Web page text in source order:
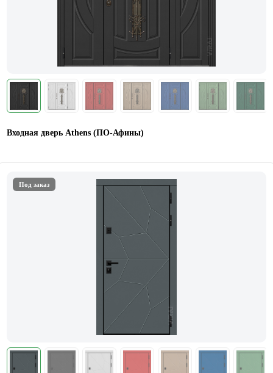
Входная дверь Athens (ПО-Афины)
Под заказ